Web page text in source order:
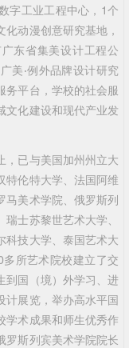
字工业工程中心，1个
动漫创意研究基地，
东省集美设计工程公
美‧例外品牌设计研究
务平台，学校的社会服
文化建设和现代产业发
，已与美国加州州立大
特伦特大学、法国阿维
马美术学院、俄罗斯列
士苏黎世艺术大学、
科技大学、泰国艺术大
所艺术院校建立了交
到国（境）外学习、进
计展览，举办高水平国
学术成果和师生优秀作
罗斯列宾美术学院院长